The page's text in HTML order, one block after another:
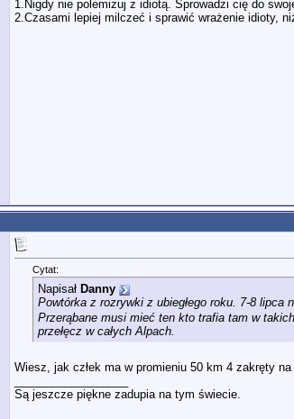
1.Nigdy nie polemizuj z idiotą. Sprowadzi cię do
2.Czasami lepiej milczeć i sprawić wrażenie idioty,
Cytat:
Napisał Danny
Powtórka z rozrywki z ubiegłego roku. 7-8 lipca
Przerąbane musi mieć ten kto trafia tam w
przełęcz w całych Alpach.
Wiesz, jak człek ma w promieniu 50 km 4 zakręty
Są jeszcze piękne zadupia na tym świecie.